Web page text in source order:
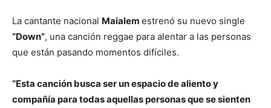
La cantante nacional Maialem estrenó su nuevo single
“Down”, una canción reggae para alentar a las personas
que están pasando momentos difíciles.
“Esta canción busca ser un espacio de aliento y
compañía para todas aquellas personas que se sienten